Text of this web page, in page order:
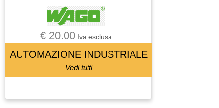
€ 20.00Iva esclusa
AUTOMAZIONE INDUSTRIALE
Vedi tutti